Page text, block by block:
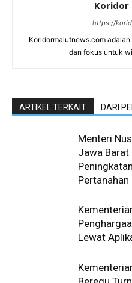
Koridor
https://
Koridormalutnews.com
dan fokus untuk
ARTIKEL TERKAIT DARI
Menteri
Jawa Barat
Pertanahan
Lewat